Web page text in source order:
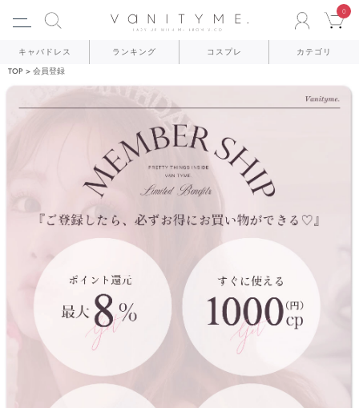
0
キャバドレス ランキング コスプレ カテゴリ
TOP 会員登録